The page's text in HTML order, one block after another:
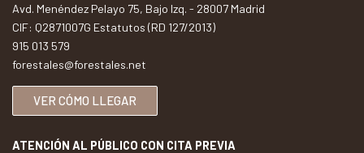
Avd. Menéndez Pelayo 75, Bajo Izq. - 28007 Madrid
CIF: Q2871007G Estatutos (RD 127/2013)
915 013 579
forestales@forestales.net
VER CÓMO LLEGAR
ATENCIÓN AL PÚBLICO CON CITA PREVIA